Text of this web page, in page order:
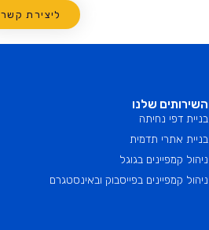
ליצירת קשר
השירותים שלנו
בניית דפי נחיתה
בניית אתרי תדמית
ניהול קמפיינים בגוגל
ניהול קמפיינים בפייסבוק ובאינסטגרם